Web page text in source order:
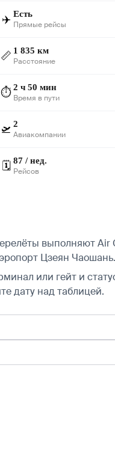
✈️ Есть
Прямые рейсы
📏 1 835 км
Расстояние
⏱️ 2 ч 50 мин
Время в пути
🛫 2
Авиакомпании
🗓️ 87 / нед.
Рейсов
выполняют Air
Цзеян Чаошань.
или гейт и
дату над таблицей.